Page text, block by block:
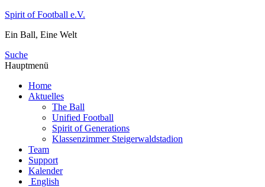
Zum
springen
Spirit of Football e.V.
Ein Ball, Eine Welt
Suche
Hauptmenü
Home
Aktuelles
The Ball
Unified Football
Spirit of Generations
Klassenzimmer Steigerwaldstadion
Team
Support
Kalender
English